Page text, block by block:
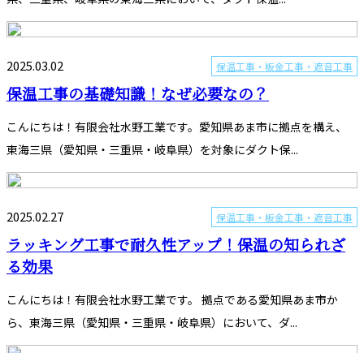
2025.03.02 保温工事・板金工事・遮音工事
保温工事の基礎知識！なぜ必要なの？
こんにちは！有限会社水野工業です。愛知県あま市に拠点を構え、
東海三県（愛知県・三重県・岐阜県）を対象にダクト保...
2025.02.27 保温工事・板金工事・遮音工事
ラッキング工事で耐久性アップ！保温の知られざ
る効果
こんにちは！有限会社水野工業です。 拠点である愛知県あま市か
ら、東海三県（愛知県・三重県・岐阜県）において、ダ...